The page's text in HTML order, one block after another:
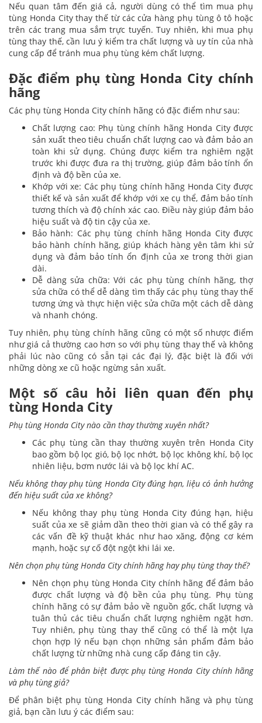
Nếu quan tâm đến giá cả, người dùng có thể tìm mua phụ
tùng Honda City thay thế từ các cửa hàng phụ tùng ô tô hoặc
trên các trang mua sắm trực tuyến. Tuy nhiên, khi mua phụ
tùng thay thế, cần lưu ý kiểm tra chất lượng và uy tín của nhà
cung cấp để tránh mua phụ tùng kém chất lượng.
Đặc điểm phụ tùng Honda City chính
hãng
Các phụ tùng Honda City chính hãng có đặc điểm như sau:
Chất lượng cao: Phụ tùng chính hãng Honda City được
sản xuất theo tiêu chuẩn chất lượng cao và đảm bảo an
toàn khi sử dụng. Chúng được kiểm tra nghiêm ngặt
trước khi được đưa ra thị trường, giúp đảm bảo tính ổn
định và độ bền của xe.
Khớp với xe: Các phụ tùng chính hãng Honda City được
thiết kế và sản xuất để khớp với xe cụ thể, đảm bảo tính
tương thích và độ chính xác cao. Điều này giúp đảm bảo
hiệu suất và độ tin cậy của xe.
Bảo hành: Các phụ tùng chính hãng Honda City được
bảo hành chính hãng, giúp khách hàng yên tâm khi sử
dụng và đảm bảo tính ổn định của xe trong thời gian
dài.
Dễ dàng sửa chữa: Với các phụ tùng chính hãng, thợ
sửa chữa có thể dễ dàng tìm thấy các phụ tùng thay thế
tương ứng và thực hiện việc sửa chữa một cách dễ dàng
và nhanh chóng.
Tuy nhiên, phụ tùng chính hãng cũng có một số nhược điểm
như giá cả thường cao hơn so với phụ tùng thay thế và không
phải lúc nào cũng có sẵn tại các đại lý, đặc biệt là đối với
những dòng xe cũ hoặc ngừng sản xuất.
Một số câu hỏi liên quan đến phụ
tùng Honda City
Phụ tùng Honda City nào cần thay thường xuyên nhất?
Các phụ tùng cần thay thường xuyên trên Honda City
bao gồm bộ lọc gió, bộ lọc nhớt, bộ lọc không khí, bộ lọc
nhiên liệu, bơm nước lái và bộ lọc khí AC.
Nếu không thay phụ tùng Honda City đúng hạn, liệu có ảnh hưởng
đến hiệu suất của xe không?
Nếu không thay phụ tùng Honda City đúng hạn, hiệu
suất của xe sẽ giảm dần theo thời gian và có thể gây ra
các vấn đề kỹ thuật khác như hao xăng, động cơ kém
mạnh, hoặc sự cố đột ngột khi lái xe.
Nên chọn phụ tùng Honda City chính hãng hay phụ tùng thay thế?
Nên chọn phụ tùng Honda City chính hãng để đảm bảo
được chất lượng và độ bền của phụ tùng. Phụ tùng
chính hãng có sự đảm bảo về nguồn gốc, chất lượng và
tuân thủ các tiêu chuẩn chất lượng nghiêm ngặt hơn.
Tuy nhiên, phụ tùng thay thế cũng có thể là một lựa
chọn hợp lý nếu bạn chọn những sản phẩm đảm bảo
chất lượng từ những nhà cung cấp đáng tin cậy.
Làm thế nào để phân biệt được phụ tùng Honda City chính hãng
và phụ tùng giả?
Để phân biệt phụ tùng Honda City chính hãng và phụ tùng
giả, bạn cần lưu ý các điểm sau: